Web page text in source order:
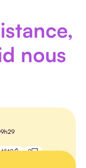
nous
6569 0